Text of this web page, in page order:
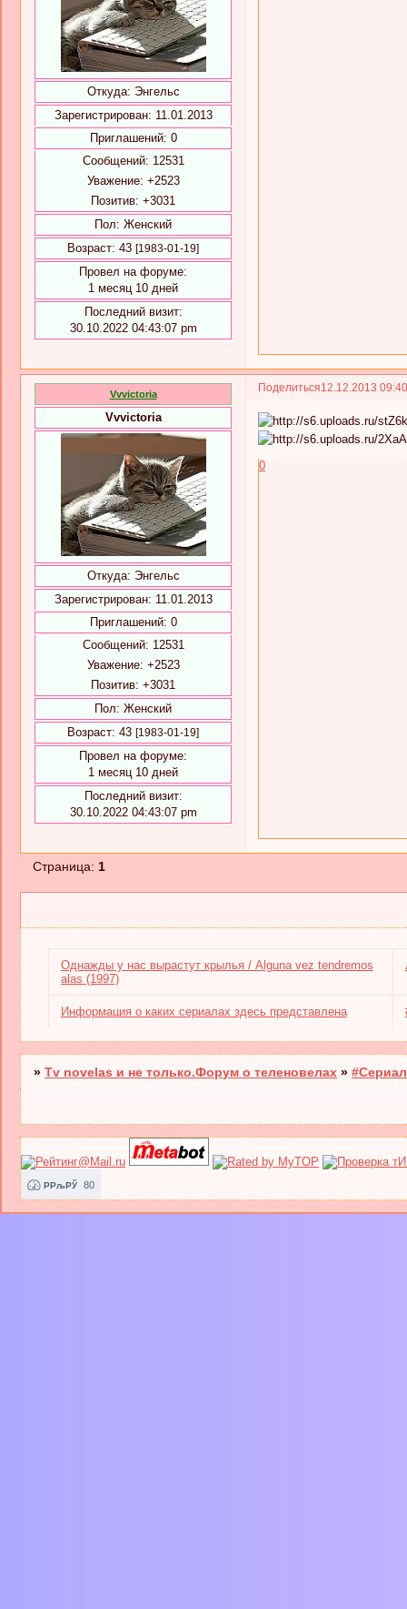
Откуда: Энгельс
Зарегистрирован: 11.01.2013
Приглашений: 0
Сообщений: 12531
Уважение: +2523
Позитив: +3031
Пол: Женский
Возраст: 43 [1983-01-19]
Провел на форуме:
1 месяц 10 дней
Последний визит:
30.10.2022 04:43:07 pm
Поделиться12.12.2013
Vvvictoria
Vvvictoria
Откуда: Энгельс
Зарегистрирован: 11.01.2013
Приглашений: 0
Сообщений: 12531
Уважение: +2523
Позитив: +3031
Пол: Женский
Возраст: 43 [1983-01-19]
Провел на форуме:
1 месяц 10 дней
Последний визит:
30.10.2022 04:43:07 pm
0
Страница: 1
Однажды у нас вырастут крылья / Аlguna vez tendremos
alas (1997)
Информация о каких сериалах здесь представлена
»Tv novelas и не только.Форум о теленовелах »
РРљРЎ 80